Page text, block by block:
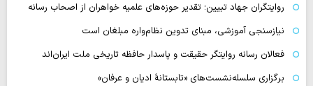
روایتگران جهاد تبیین؛ تقدیر حوزه‌های علمیه خواهران از اصحاب رسانه
نیازسنجی آموزشی، مبنای تدوین نظام‌واره مبلغان است
فعالان رسانه‌ روایتگر حقیقت و پاسدار حافظه تاریخی ملت ایران‌اند
برگزاری سلسله‌نشست‌های «تابستانهٔ ادیان و عرفان»